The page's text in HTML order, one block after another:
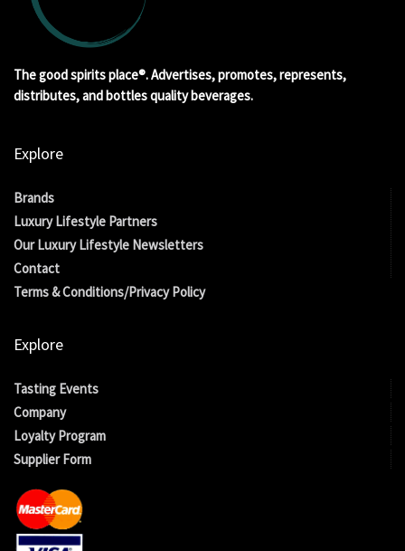
The good spirits place®. Advertises, promotes, represents,
distributes, and bottles quality beverages.
Explore
Brands
Luxury Lifestyle Partners
Our Luxury Lifestyle Newsletters
Contact
Terms & Conditions/Privacy Policy
Explore
Tasting Events
Company
Loyalty Program
Supplier Form